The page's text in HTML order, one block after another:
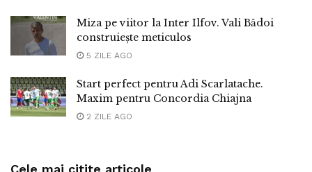
Miza pe viitor la Inter Ilfov. Vali Bădoi
construiește meticulos
5 ZILE AGO
Start perfect pentru Adi Scarlatache.
Maxim pentru Concordia Chiajna
2 ZILE AGO
Cele mai citite articole